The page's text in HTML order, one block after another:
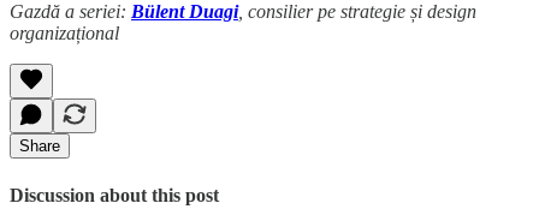
Gazdă a seriei: Bülent Duagi, consilier pe strategie și design
organizațional
Share
Discussion about this post